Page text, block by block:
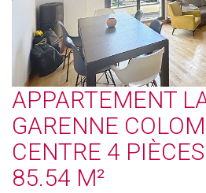
APPARTEMENT
GARENNE
CENTRE 4
85.54 M²